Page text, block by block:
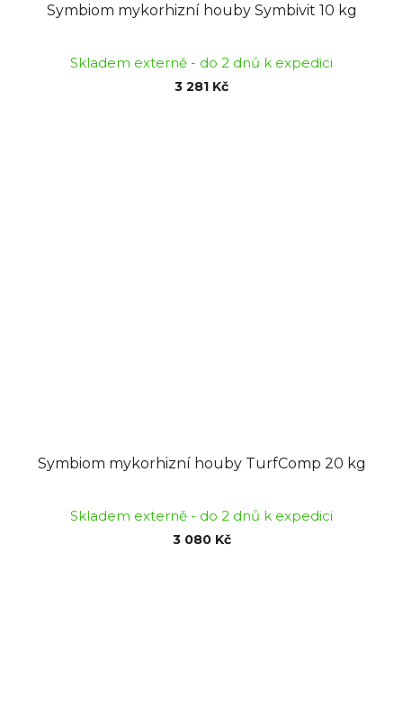
Symbiom mykorhizní houby Symbivit 10 kg
Skladem externě - do 2 dnů k expedici
3 281 Kč
Symbiom mykorhizní houby TurfComp 20 kg
Skladem externě - do 2 dnů k expedici
3 080 Kč